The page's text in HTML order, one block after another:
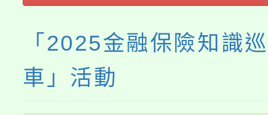
「2025金融保險知識
車」活動